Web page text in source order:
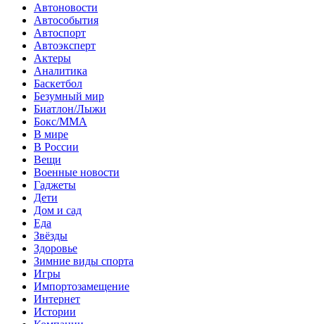
Автоновости
Автособытия
Автоспорт
Автоэксперт
Актеры
Аналитика
Баскетбол
Безумный мир
Биатлон/Лыжи
Бокс/MMA
В мире
В России
Вещи
Военные новости
Гаджеты
Дети
Дом и сад
Еда
Звёзды
Здоровье
Зимние виды спорта
Игры
Импортозамещение
Интернет
Истории